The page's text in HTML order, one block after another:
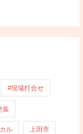
#現場打合せ
装
ル 上田市